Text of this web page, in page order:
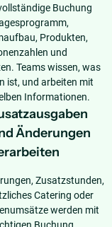
Buchung
Produkten,
und
Teams wissen, was
ist, und arbeiten mit
Informationen.
Änderungen
Zusatzstunden,
Catering oder
werden mit
Buchung